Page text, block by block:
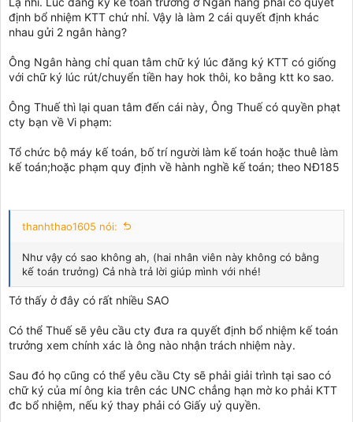
định bổ nhiệm KTT chứ nhỉ. Vậy là làm 2 cái quyết định khác
nhau gửi 2 ngân hàng?
Ông Ngân hàng chỉ quan tâm chữ ký lúc đăng ký KTT có giống
với chữ ký lúc rút/chuyển tiền hay hok thôi, ko bằng ktt ko sao.
Ông Thuế thì lại quan tâm đến cái này, Ông Thuế có quyền phạt
cty bạn về Vi phạm:
Tổ chức bộ máy kế toán, bố trí người làm kế toán hoặc thuê làm
kế toán;hoặc phạm quy định về hành nghề kế toán; theo NĐ185
thanhthao1605 nói:
Như vậy có sao không ah, (hai nhân viên này không có bằng
kế toán trưởng) Cả nhà trả lời giúp mình với nhé!
Tớ thấy ở đây có rất nhiều SAO
Có thể Thuế sẽ yêu cầu cty đưa ra quyết định bổ nhiệm kế toán
trưởng xem chính xác là ông nào nhận trách nhiệm này.
Sau đó họ cũng có thể yêu cầu Cty sẽ phải giải trình tại sao có
chữ ký của mí ông kia trên các UNC chẳng hạn mờ ko phải KTT
đc bổ nhiệm, nếu ký thay phải có Giấy uỷ quyền.